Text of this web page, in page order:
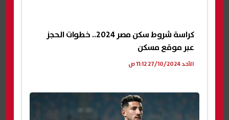
كراسة شروط سكن مصر 2024.. خطوات الحجز
عبر موقع مسكن
الأحد 27/10/2024 11:12 ص